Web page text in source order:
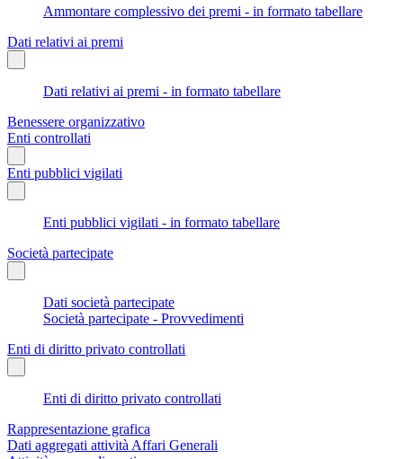
Ammontare complessivo dei premi - in formato tabellare
Dati relativi ai premi
Dati relativi ai premi - in formato tabellare
Benessere organizzativo
Enti controllati
Enti pubblici vigilati
Enti pubblici vigilati - in formato tabellare
Società partecipate
Dati società partecipate
Società partecipate - Provvedimenti
Enti di diritto privato controllati
Enti di diritto privato controllati
Rappresentazione grafica
Dati aggregati attività Affari Generali